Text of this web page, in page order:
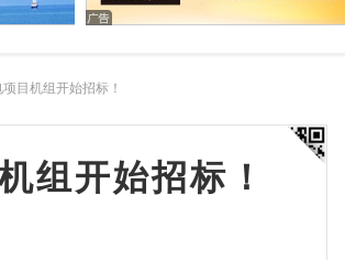
目机组开始招标！
组开始招标！